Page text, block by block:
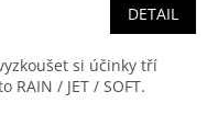
DETAIL
si účinky tří
/ JET / SOFT.